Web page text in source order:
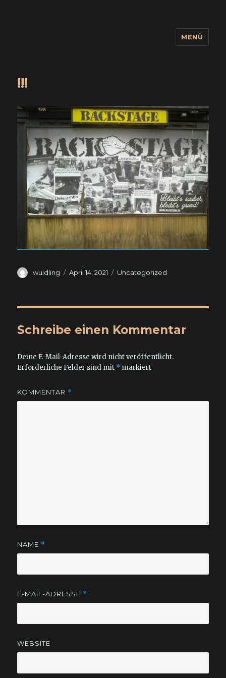
MENÜ
!!!
Autor
wuidling
Veröffentlicht
April 14, 2021 Kategorien
Uncategorized
Schreibe einen Kommentar
Deine E-Mail-Adresse wird nicht veröffentlicht.
Erforderliche Felder sind mit * markiert
KOMMENTAR *
NAME *
E-MAIL-ADRESSE *
WEBSITE